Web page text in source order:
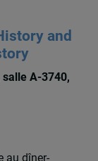
and
A-3740,
au dîner-